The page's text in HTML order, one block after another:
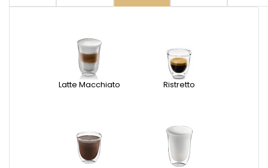
Latte Macchiato Ristretto